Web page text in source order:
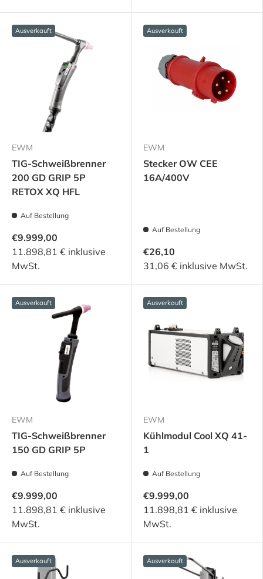
Ausverkauft
EWM
TIG-Schweißbrenner
200 GD GRIP 5P
RETOX XQ HFL
Auf Bestellung
€9.999,00
11.898,81 € inklusive
MwSt.
Ausverkauft
EWM
Stecker OW CEE
16A/400V
Auf Bestellung
€26,10
31,06 € inklusive MwSt.
Ausverkauft
EWM
TIG-Schweißbrenner
150 GD GRIP 5P
Auf Bestellung
€9.999,00
11.898,81 € inklusive
MwSt.
Ausverkauft
EWM
Kühlmodul Cool XQ 41-
1
Auf Bestellung
€9.999,00
11.898,81 € inklusive
MwSt.
Ausverkauft Ausverkauft